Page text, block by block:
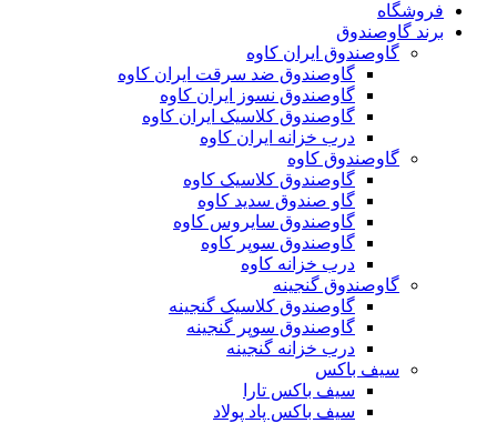
فروشگاه
برند گاوصندوق
گاوصندوق ایران کاوه
گاوصندوق ضد سرقت ایران کاوه
گاوصندوق نسوز ایران کاوه
گاوصندوق کلاسیک ایران کاوه
درب خزانه ایران کاوه
گاوصندوق کاوه
گاوصندوق کلاسیک کاوه
گاو صندوق سدید کاوه
گاوصندوق سایروس کاوه
گاوصندوق سوپر کاوه
درب خزانه کاوه
گاوصندوق گنجینه
گاوصندوق کلاسیک گنجینه
گاوصندوق سوپر گنجینه
درب خزانه گنجینه
سیف باکس
سیف باکس تارا
سیف باکس پاد پولاد